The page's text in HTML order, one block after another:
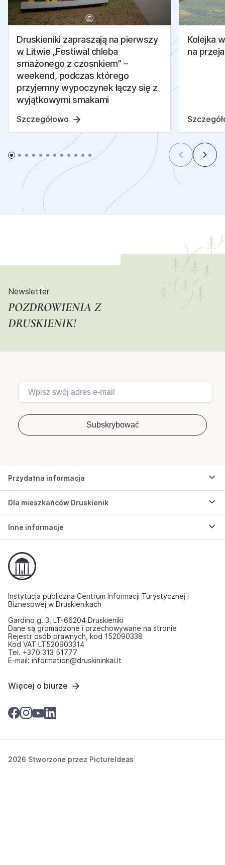
Druskieniki zapraszają na pierwszy
w Litwie „Festiwal chleba
smażonego z czosnkiem” –
weekend, podczas którego
przyjemny wypoczynek łączy się z
wyjątkowymi smakami
Szczegółowo
Kolejka
na
Newsletter
POZDROWIENIA Z
DRUSKIENIK!
Przydatna informacja
Dla mieszkańców Druskienik
Inne informacje
Instytucja publiczna Centrum Informacji Turystycznej i
Biznesowej w Druskienikach
Gardino g. 3, LT-66204 Druskieniki
Dane są gromadzone i przechowywane na stronie
Rejestr osób prawnych, kod 152090338
Kod VAT LT520903314
Tel. +370 313 51777
E-mail: information@druskininkai.lt
Więcej o biurze
2026 Stworzone przez PictureIdeas